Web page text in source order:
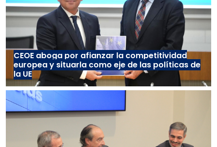
CEOE aboga por afianzar la competitividad
europea y situarla como eje de las políticas de
la UE